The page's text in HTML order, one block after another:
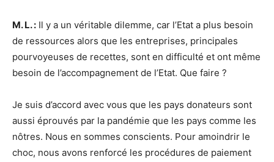
M. L. : Il y a un véritable dilemme, car l’Etat a plus besoin
de ressources alors que les entreprises, principales
pourvoyeuses de recettes, sont en difficulté et ont même
besoin de l’accompagnement de l’Etat. Que faire ?
Je suis d’accord avec vous que les pays donateurs sont
aussi éprouvés par la pandémie que les pays comme les
nôtres. Nous en sommes conscients. Pour amoindrir le
choc, nous avons renforcé les procédures de paiement